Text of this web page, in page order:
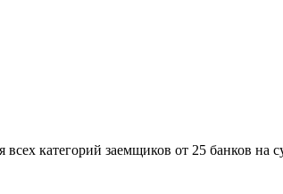
категорий заемщиков от 25 банков на